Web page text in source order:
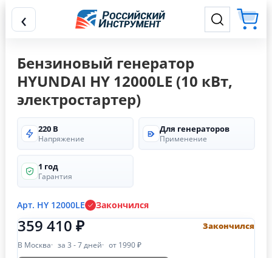
‹
Бензиновый генератор
HYUNDAI HY 12000LE (10 кВт,
электростартер)
220 В
Напряжение
Для генераторов
Применение
1 год
Гарантия
Арт. HY 12000LE Закончился
359 410 ₽ Закончился
В Москва за 3 - 7 дней от 1990 ₽